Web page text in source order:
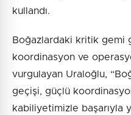
kullandı.
Boğazlardaki kritik gemi
koordinasyon ve
vurgulayan Uraloğlu,
geçişi, güçlü
kabiliyetimizle başarıyla